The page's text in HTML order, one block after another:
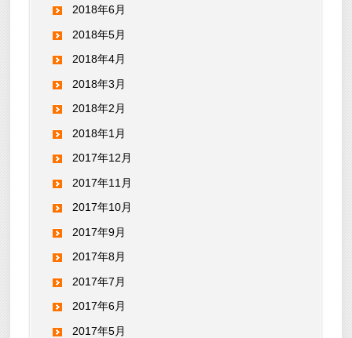
2018年6月
2018年5月
2018年4月
2018年3月
2018年2月
2018年1月
2017年12月
2017年11月
2017年10月
2017年9月
2017年8月
2017年7月
2017年6月
2017年5月